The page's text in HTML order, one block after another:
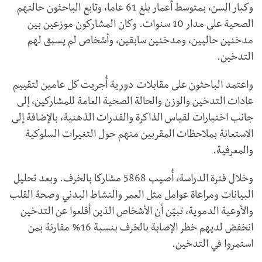
وكبار السن، بمتوسط أعمار بلغ 61 عاما، وتابع الباحثون حالتهم
الصحية على مدار 10 سنوات. وكان المشاركون موزعين بين
مدخنين حاليين، ومدخنين سابقين، وأشخاص لم يسبق لهم
التدخين.
واعتمد الباحثون على مقابلات دورية أُجريت كل عامين لتقييم
عادات التدخين والوزن والحالة الصحية العامة للمشاركين، إلى
جانب اختبارات لقياس الذاكرة والقدرات الذهنية، بالإضافة إلى
الاستعانة بملاحظات المقربين منهم حول التغيرات السلوكية
والمعرفية.
وخلال فترة الدراسة، أُصيب 5868 مشاركا بالخرف. وبعد تحليل
البيانات ومراعاة عوامل مثل العمر والنشاط البدني وصحة القلب
والأوعية الدموية، تبيّن أن الأشخاص الذين أقلعوا عن التدخين
انخفض لديهم خطر الإصابة بالخرف بنسبة 16% مقارنة بمن
استمروا في التدخين.